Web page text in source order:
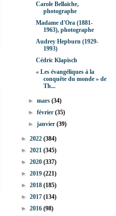
Carole Bellaïche,
photographe
Madame d'Ora (1881-
1963), photographe
Audrey Hepburn (1929-
1993)
Cédric Klapisch
« Les évangéliques à la
conquête du monde » de
Th...
►mars(34)
►février(35)
►janvier(39)
► 2022 (384)
► 2021 (345)
► 2020 (337)
► 2019 (221)
► 2018 (185)
► 2017 (134)
► 2016 (98)